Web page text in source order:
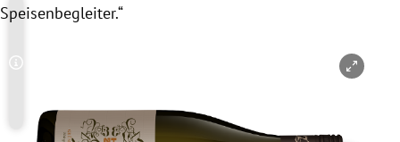
Speisenbegleiter.“
Copyright-Hinweis öffnen/schließen